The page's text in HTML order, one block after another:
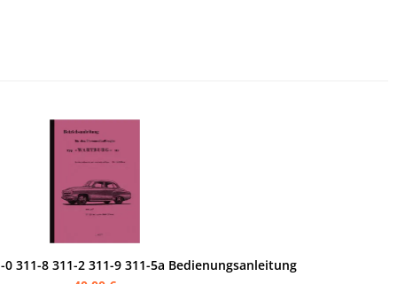
311-8 311-2 311-9 311-5a Bedienungsanleitung